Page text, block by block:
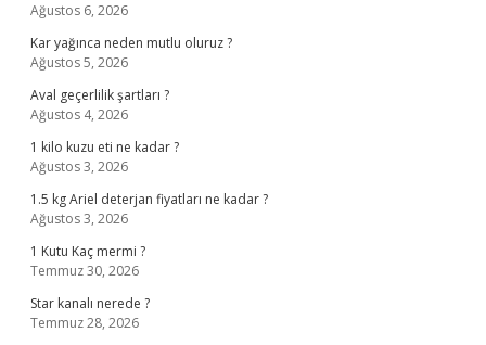
Ağustos 6, 2026
Kar yağınca neden mutlu oluruz ?
Ağustos 5, 2026
Aval geçerlilik şartları ?
Ağustos 4, 2026
1 kilo kuzu eti ne kadar ?
Ağustos 3, 2026
1.5 kg Ariel deterjan fiyatları ne kadar ?
Ağustos 3, 2026
1 Kutu Kaç mermi ?
Temmuz 30, 2026
Star kanalı nerede ?
Temmuz 28, 2026